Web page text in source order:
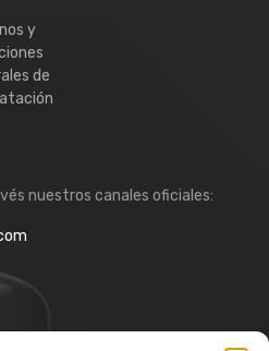
y
de
nuestros canales oficiales: